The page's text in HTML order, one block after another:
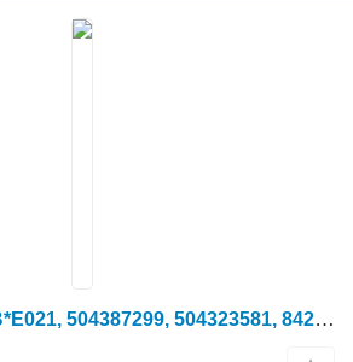
IVECO F2CE9684B*E021, 504387299, 504323581, 84247646 Tinka motor za New Holland CX8.80 A4 kombajna za žito